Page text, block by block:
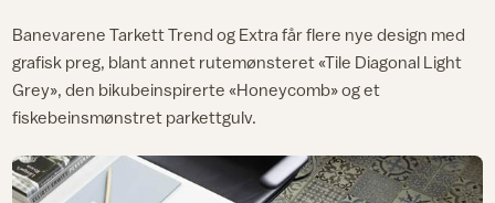
Banevarene Tarkett Trend og Extra får flere nye design med
grafisk preg, blant annet rutemønsteret «Tile Diagonal Light
Grey», den bikubeinspirerte «Honeycomb» og et
fiskebeinsmønstret parkettgulv.